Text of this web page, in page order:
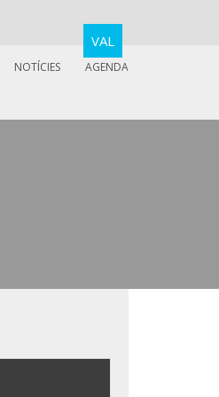
VAL
NOTÍCIES AGENDA